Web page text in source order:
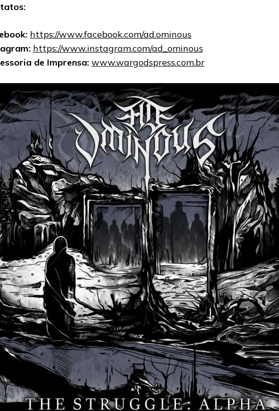
https://www.facebook.com/ad.ominous
https://www.instagram.com/ad_ominous
de Imprensa: www.wargodspress.com.br